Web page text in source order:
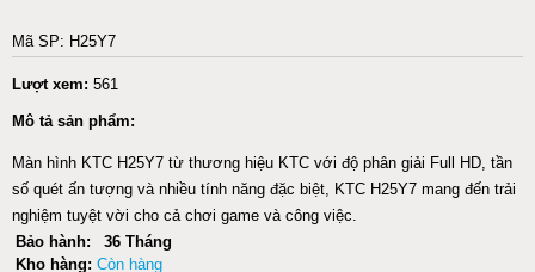
Mã SP: H25Y7
Lượt xem: 561
Mô tả sản phẩm:
Màn hình KTC H25Y7 từ thương hiệu KTC với độ phân giải Full HD, tần
số quét ấn tượng và nhiều tính năng đặc biệt, KTC H25Y7 mang đến trải
nghiệm tuyệt vời cho cả chơi game và công việc.
Bảo hành:
36 Tháng
Kho hàng: Còn hàng